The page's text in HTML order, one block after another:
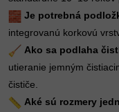
Je potrebná
integrovanú korkovú
Ako sa podlaha
utieranie jemným
čističe.
Aké sú rozmery